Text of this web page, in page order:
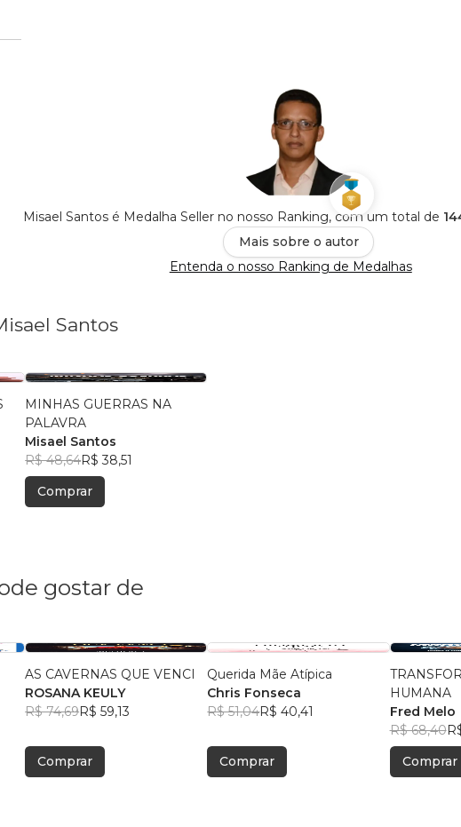
Misael Santos é Medalha Seller no nosso Ranking, com um total de
Mais sobre o autor
Entenda o nosso Ranking de Medalhas
Santos
MINHAS GUERRAS NA
PALAVRA
Misael Santos
R$ 48,64R$ 38,51
Comprar
gostar de
AS CAVERNAS QUE VENCI
ROSANA KEULY
R$ 74,69R$ 59,13
Comprar
Querida Mãe Atípica
Chris Fonseca
R$ 51,04R$ 40,41
Comprar
HUMANA
Fred Melo
R$ 68,40
Comprar